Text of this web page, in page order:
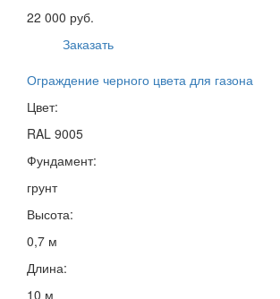
22 000 руб.
Заказать
Ограждение черного цвета для газона
Цвет:
RAL 9005
Фундамент:
грунт
Высота:
0,7 м
Длина:
10 м